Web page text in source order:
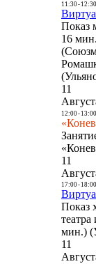
11:30- 12:30
Показ
16
11
12:00- 13:00
11
17:00- 18:00
Показ
мин.)
11